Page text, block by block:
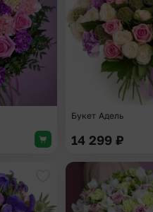
Букет Адель
14 299 ₽
Добавить в избранное